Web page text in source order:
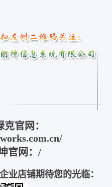
官网：
官网： /
业店铺期待您的光临：